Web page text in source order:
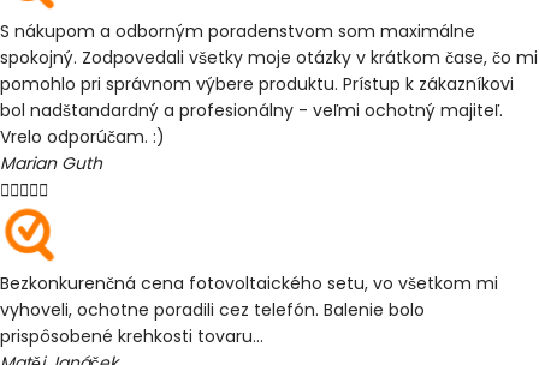
S nákupom a odborným poradenstvom som maximálne
spokojný. Zodpovedali všetky moje otázky v krátkom čase, čo mi
pomohlo pri správnom výbere produktu. Prístup k zákazníkovi
bol nadštandardný a profesionálny - veľmi ochotný majiteľ.
Vrelo odporúčam. :)
Marian Guth

Bezkonkurenčná cena fotovoltaického setu, vo všetkom mi
vyhoveli, ochotne poradili cez telefón. Balenie bolo
prispôsobené krehkosti tovaru...